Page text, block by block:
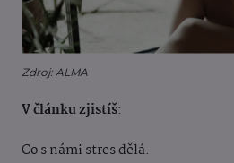
Zdroj: ALMA
V článku zjistíš:
Co s námi stres dělá.